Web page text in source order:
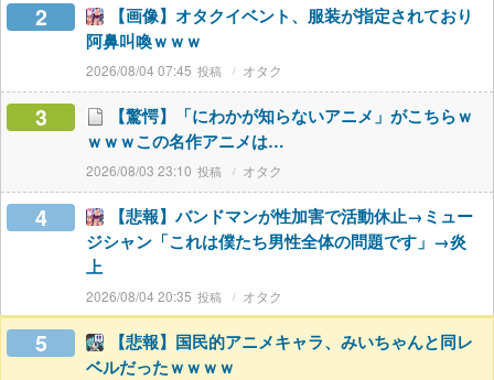
2
【画像】オタクイベント、服装が指定されており
阿鼻叫喚ｗｗｗ
2026/08/04 07:45 オタク
3
【驚愕】「にわかが知らないアニメ」がこちらｗ
ｗｗｗこの名作アニメは…
2026/08/03 23:10 オタク
4
【悲報】バンドマンが性加害で活動休止→ミュー
ジシャン「これは僕たち男性全体の問題です」→炎
上
2026/08/04 20:35 オタク
5
【悲報】国民的アニメキャラ、みいちゃんと同レ
ベルだったｗｗｗｗ